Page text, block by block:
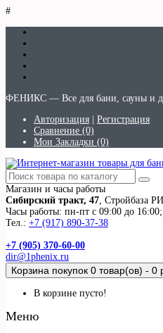
#
ФЕНИКС — Все для бани, сауны и
Авторизация
Регистрация
Сравнение (0)
Мои Закладки (0)
Магазин и часы работы
Сибирский тракт, 47, Стройбаза
Часы работы: пн-пт с 09:00 до
Тел.: +7 (917) 890-37-38
+7 (905) 370-60-00
dir@1phenix.ru
Корзина покупок 0 товар(ов) - 0
В корзине пусто!
Меню